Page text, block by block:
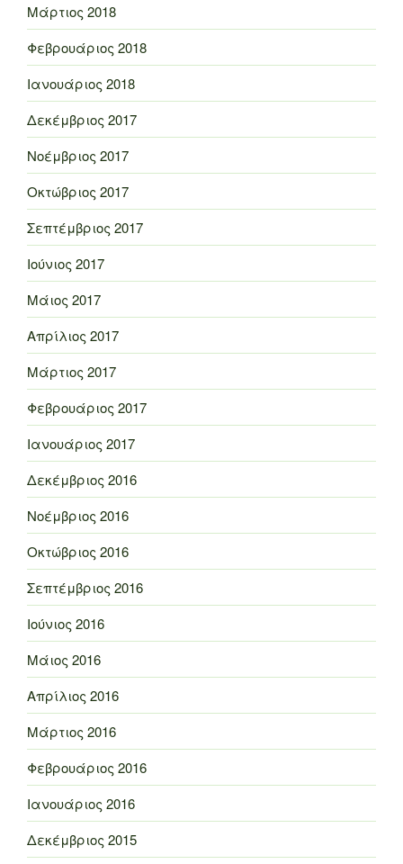
Μάρτιος 2018
Φεβρουάριος 2018
Ιανουάριος 2018
Δεκέμβριος 2017
Νοέμβριος 2017
Οκτώβριος 2017
Σεπτέμβριος 2017
Ιούνιος 2017
Μάιος 2017
Απρίλιος 2017
Μάρτιος 2017
Φεβρουάριος 2017
Ιανουάριος 2017
Δεκέμβριος 2016
Νοέμβριος 2016
Οκτώβριος 2016
Σεπτέμβριος 2016
Ιούνιος 2016
Μάιος 2016
Απρίλιος 2016
Μάρτιος 2016
Φεβρουάριος 2016
Ιανουάριος 2016
Δεκέμβριος 2015